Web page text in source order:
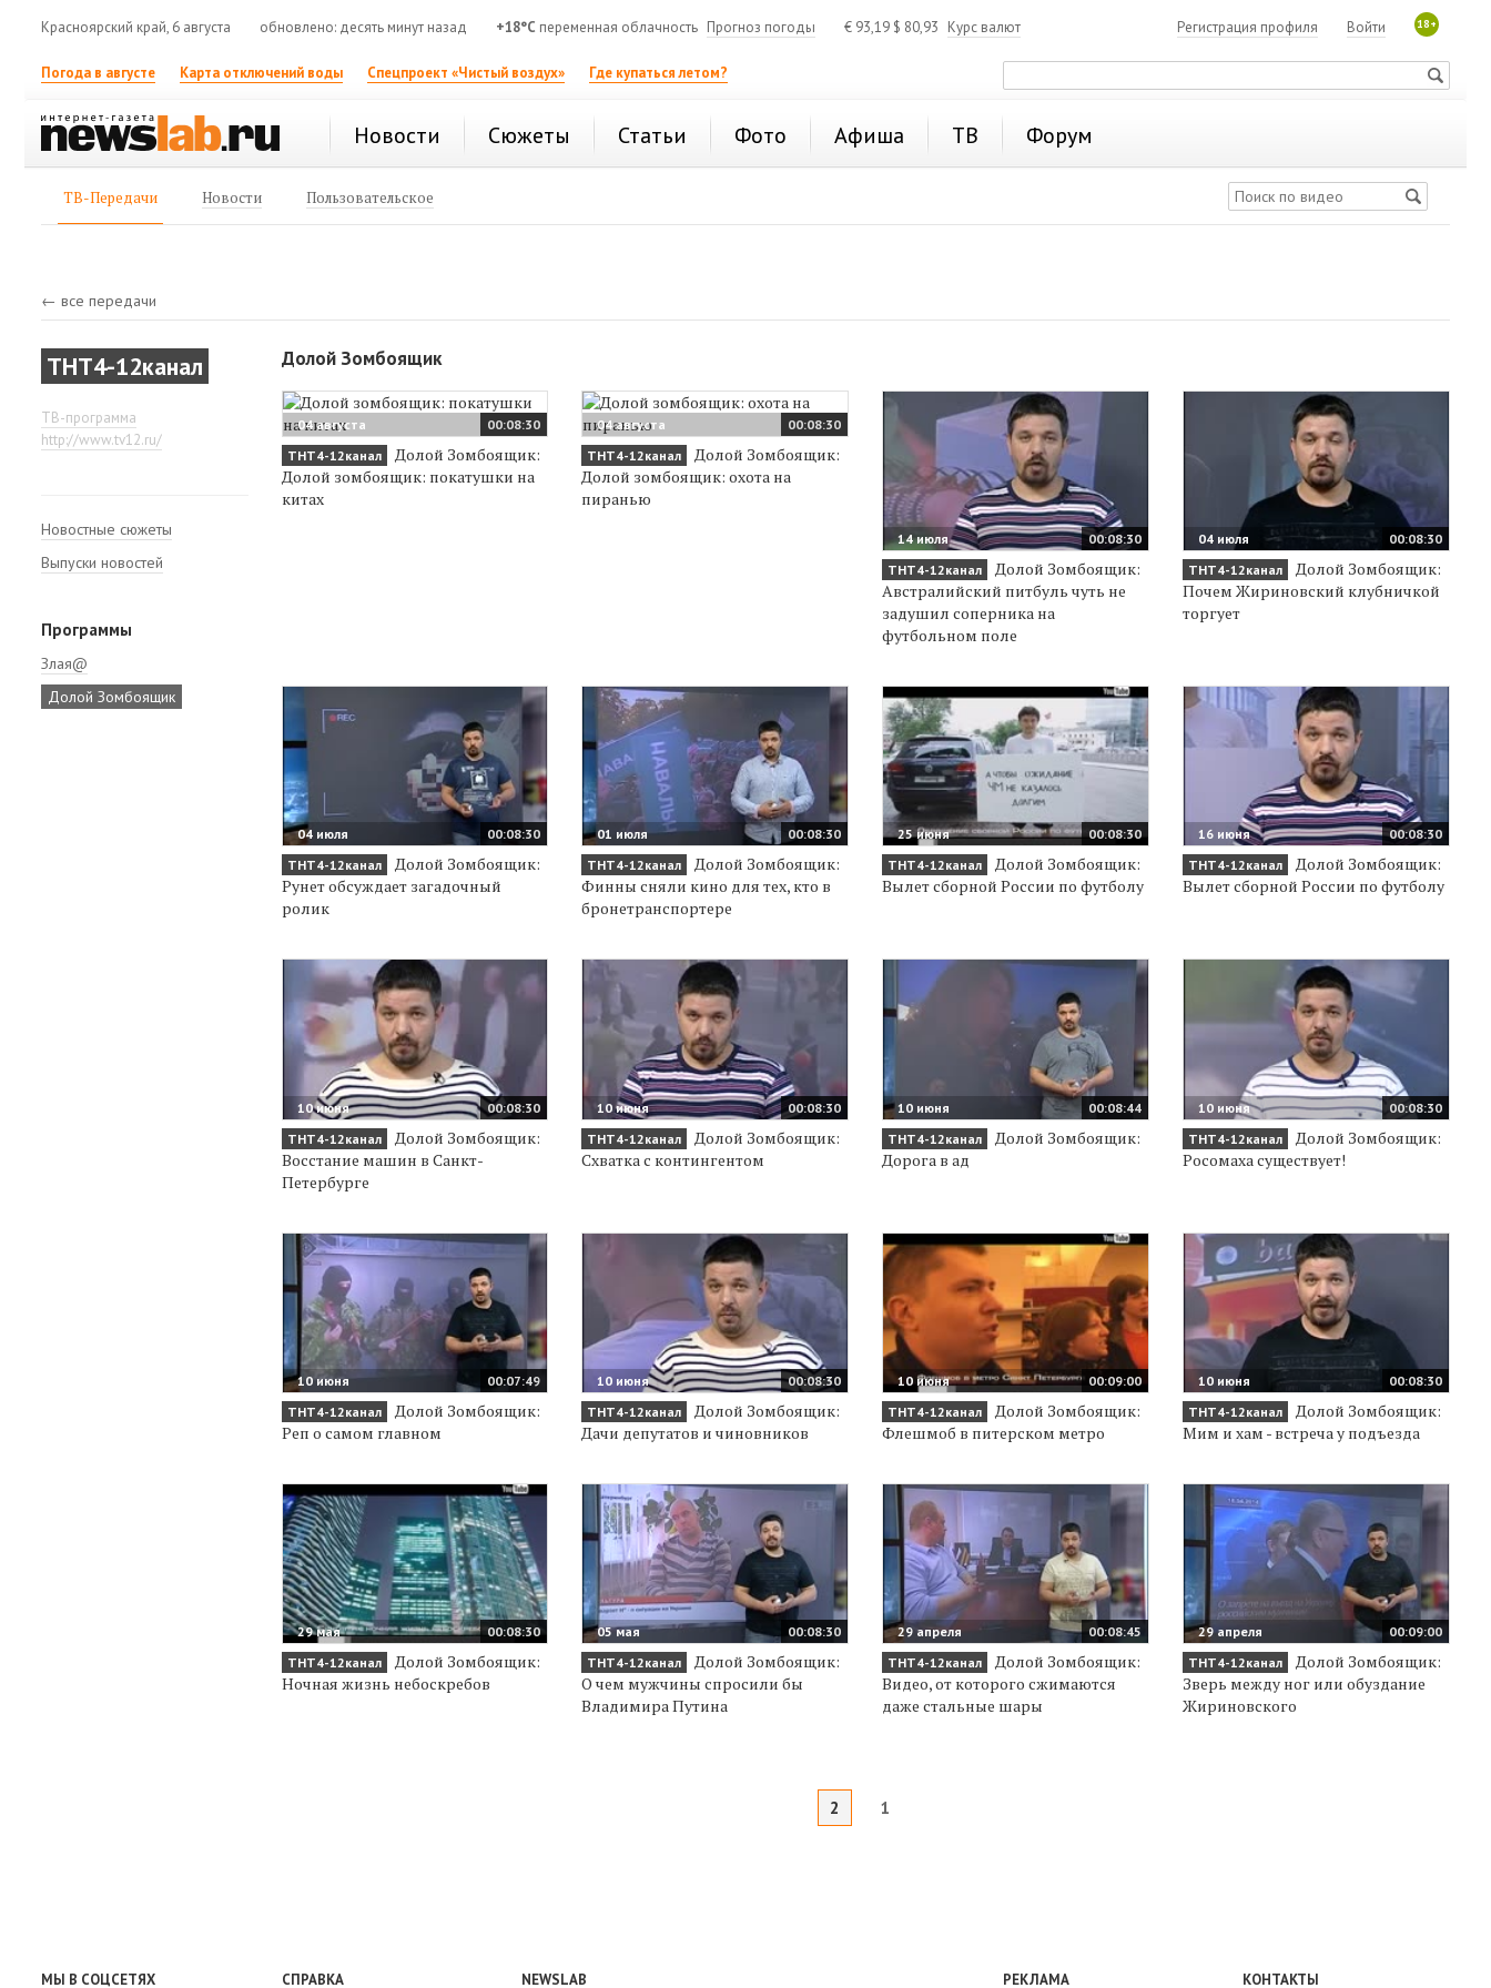
Красноярский край, 6 августа обновлено: десять минут назад +18°C переменная облачность Прогноз погоды € 93,19 $ 80,93 Курс валют 18+
Войти
Регистрация профиля
Погода в августе Карта отключений воды Спецпроект «Чистый воздух» Где купаться летом?
Новости Сюжеты Статьи Фото Афиша ТВ Форум
ТВ-Передачи Новости Пользовательское
← все передачи
ТНТ4-12канал
ТВ-программа
http://www.tv12.ru/
Новостные сюжеты
Выпуски новостей
Программы
Злая@
Долой Зомбоящик
Долой Зомбоящик
00:08:30
04 августа
ТНТ4-12канал
Долой Зомбоящик:
Долой зомбоящик: покатушки на
китах
00:08:30
04 августа
ТНТ4-12канал
Долой Зомбоящик:
Долой зомбоящик: охота на
пиранью
00:08:30
14 июля
ТНТ4-12канал
Долой Зомбоящик:
Австралийский питбуль чуть не
задушил соперника на
футбольном поле
00:08:30
04 июля
ТНТ4-12канал
Долой Зомбоящик:
Почем Жириновский клубничкой
торгует
00:08:30
04 июля
ТНТ4-12канал
Долой Зомбоящик:
Рунет обсуждает загадочный
ролик
00:08:30
01 июля
ТНТ4-12канал
Долой Зомбоящик:
Финны сняли кино для тех, кто в
бронетранспортере
00:08:30
25 июня
ТНТ4-12канал
Долой Зомбоящик:
Вылет сборной России по футболу
00:08:30
16 июня
ТНТ4-12канал
Долой Зомбоящик:
Вылет сборной России по футболу
00:08:30
10 июня
ТНТ4-12канал
Долой Зомбоящик:
Восстание машин в Санкт-
Петербурге
00:08:30
10 июня
ТНТ4-12канал
Долой Зомбоящик:
Схватка с контингентом
00:08:44
10 июня
ТНТ4-12канал
Долой Зомбоящик:
Дорога в ад
00:08:30
10 июня
ТНТ4-12канал
Долой Зомбоящик:
Росомаха существует!
00:07:49
10 июня
ТНТ4-12канал
Долой Зомбоящик:
Реп о самом главном
00:08:30
10 июня
ТНТ4-12канал
Долой Зомбоящик:
Дачи депутатов и чиновников
00:09:00
10 июня
ТНТ4-12канал
Долой Зомбоящик:
Флешмоб в питерском метро
00:08:30
10 июня
ТНТ4-12канал
Долой Зомбоящик:
Мим и хам - встреча у подъезда
00:08:30
29 мая
ТНТ4-12канал
Долой Зомбоящик:
Ночная жизнь небоскребов
00:08:30
05 мая
ТНТ4-12канал
Долой Зомбоящик:
О чем мужчины спросили бы
Владимира Путина
00:08:45
29 апреля
ТНТ4-12канал
Долой Зомбоящик:
Видео, от которого сжимаются
даже стальные шары
00:09:00
29 апреля
ТНТ4-12канал
Долой Зомбоящик:
Зверь между ног или обуздание
Жириновского
2 1
МЫ В СОЦСЕТЯХ СПРАВКА NEWSLAB РЕКЛАМА КОНТАКТЫ